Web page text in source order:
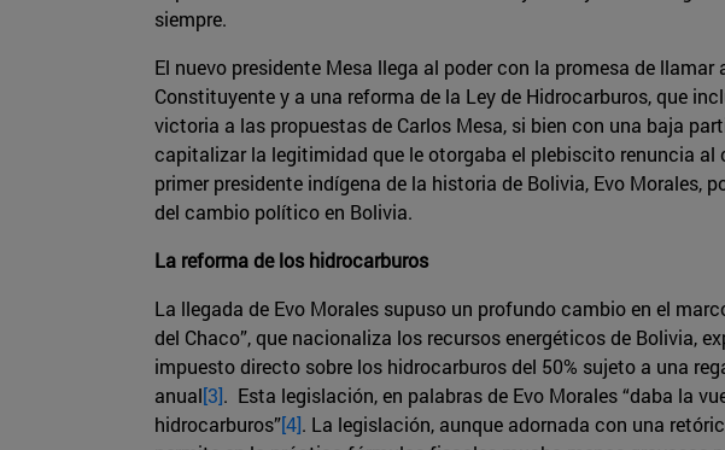
siempre.
El nuevo presidente Mesa llega al poder con la promesa de
Constituyente y a una reforma de la Ley de Hidrocarburos, que
victoria a las propuestas de Carlos Mesa, si bien con una baja
capitalizar la legitimidad que le otorgaba el plebiscito renuncia
primer presidente indígena de la historia de Bolivia, Evo
del cambio político en Bolivia.
La reforma de los hidrocarburos
La llegada de Evo Morales supuso un profundo cambio en el
del Chaco”, que nacionaliza los recursos energéticos de Bolivia,
impuesto directo sobre los hidrocarburos del 50% sujeto a una
anual[3]. Esta legislación, en palabras de Evo Morales “daba la
hidrocarburos”[4]. La legislación, aunque adornada con una